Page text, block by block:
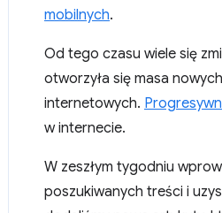
mobilnych.
Od tego czasu wiele się
otworzyła się masa
internetowych.
w internecie.
W zeszłym tygodniu
poszukiwanych treści i